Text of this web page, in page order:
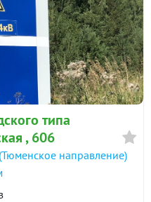
типа
, 606
направление)